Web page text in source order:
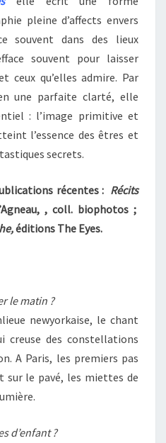
pleine d’affects envers
souvent dans des lieux
souvent pour laisser
ceux qu’elles admire. Par
une parfaite clarté, elle
: l’image primitive et
l’essence des êtres et
secrets.
récentes : Récits
, coll. biophotos ;
éditions The Eyes.
le matin ?
newyorkaise, le chant
creuse des constellations
A Paris, les premiers pas
sur le pavé, les miettes de
d’enfant ?